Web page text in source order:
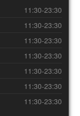
11:30-23:30
11:30-23:30
11:30-23:30
11:30-23:30
11:30-23:30
11:30-23:30
11:30-23:30